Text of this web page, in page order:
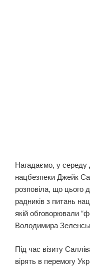
Нагадаємо, у середу
нацбезпеки Джейк
розповіла, що цього
радників з питань
якій обговорювали
Володимира
Під час візиту
вірять в перемогу